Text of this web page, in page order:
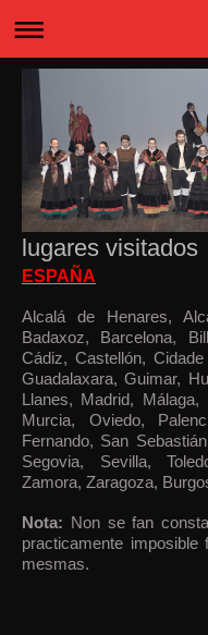
lugares visitados
ESPAÑA
Alcalá de Henares,
Badaxoz, Barcelona,
Cádiz, Castellón,
Guadalaxara, Guimar,
Llanes, Madrid,
Murcia, Oviedo,
Fernando, San
Segovia, Sevilla,
Zamora, Zaragoza,
Nota:
Non se fan
practicamente
mesmas.